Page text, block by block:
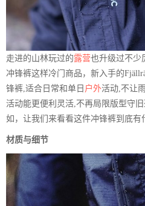
走进的山林玩过的露营也升级过不少
冲锋裤这样冷门商品，新入手的
锋裤,适合日常和单日 户外活动,不让
活动能更便利灵活,不再局限版型守
如，让我们来看看这件冲锋裤到底有
材质与细节